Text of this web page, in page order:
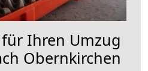
für Ihren Umzug
Obernkirchen